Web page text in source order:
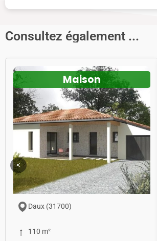
Consultez également ...
<
Maison
Daux (31700)
110 m²